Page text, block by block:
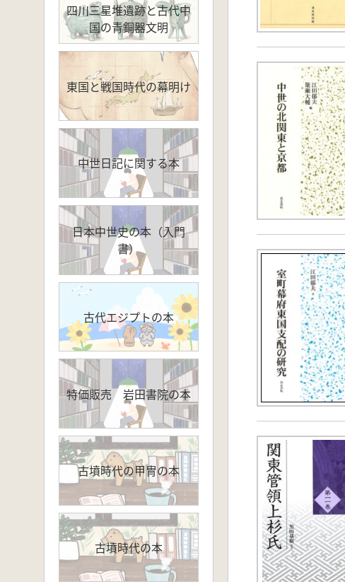
四川三星堆遺跡と古代中
国の青銅器文明
東国と戦国時代の幕明け
中世日記に関する本
日本中世史の本（入門
書）
古代エジプトの本
特価販売 岩田書院の本
古墳時代の甲冑の本
古墳時代の本